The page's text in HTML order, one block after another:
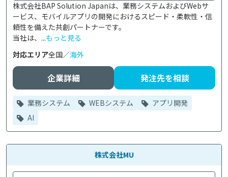
株式会社BAP Solution Japanは、業務システムおよびWebサ
ービス、モバイルアプリの開発におけるスピード・柔軟性・信
頼性を備えた共創パートナーです。
当社は、...もっと見る
対応エリア全国／海外
企業詳細 発注先を相談
業務システム WEBシステム
アプリ開発
AI
株式会社MU